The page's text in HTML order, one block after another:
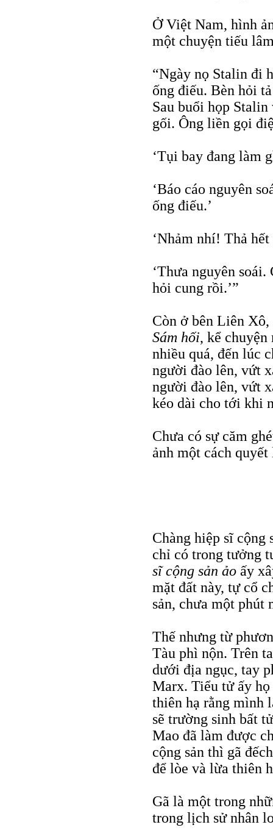
Ở Việt Nam, hình
một chuyện tiếu
“Ngày nọ Stalin đi
ống điếu. Bèn hỏi
Sau buổi họp
gối. Ông liền gọi
‘Tụi bay đang làm
‘Báo cáo nguyên
ống điếu.’
‘Nhảm nhí! Thả
‘Thưa nguyên
hỏi cung rồi.’”
Còn ở bên Liên
Sám hối, kể
nhiều quá, đến lúc
người đào lên, vứt
người đào lên, vứt
kéo dài cho tới khi
Chưa có sự căm
ảnh một cách
Chàng hiệp sĩ cộng
chỉ có trong tưởng
sĩ cộng sản ảo ấy
mặt đất này, tự cổ
sản, chưa một phút
Thế nhưng từ
Tàu phì nộn. Trên
dưới địa ngục, tay
Marx. Tiểu tử ấy
thiên hạ rằng mình
sẽ trường sinh bất
Mao đã làm được
cộng sản thì gã
để lòe và lừa thiên
Gã là một trong
trong lịch sử nhân